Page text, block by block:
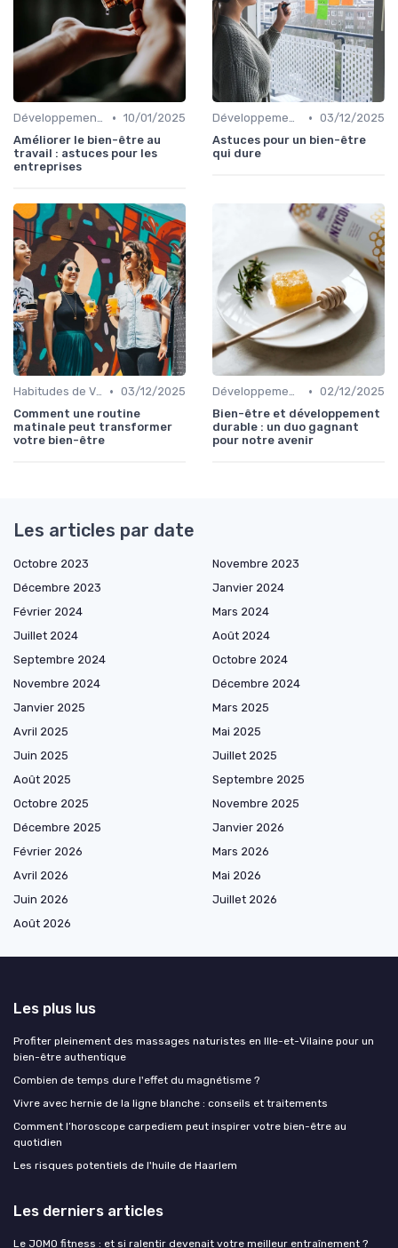
Développement Durable et Bien-être • 10/01/2025
Améliorer le bien-être au
travail : astuces pour les
entreprises
Développement Durable et Bien-être • 03/12/2025
Astuces pour un bien-être
qui dure
Habitudes de Vie Saines • 03/12/2025
Comment une routine
matinale peut transformer
votre bien-être
Développement Durable et Bien-être • 02/12/2025
Bien-être et développement
durable : un duo gagnant
pour notre avenir
Les articles par date
Octobre 2023
Novembre 2023
Décembre 2023
Janvier 2024
Février 2024
Mars 2024
Juillet 2024
Août 2024
Septembre 2024
Octobre 2024
Novembre 2024
Décembre 2024
Janvier 2025
Mars 2025
Avril 2025
Mai 2025
Juin 2025
Juillet 2025
Août 2025
Septembre 2025
Octobre 2025
Novembre 2025
Décembre 2025
Janvier 2026
Février 2026
Mars 2026
Avril 2026
Mai 2026
Juin 2026
Juillet 2026
Août 2026
Les plus lus
Profiter pleinement des massages naturistes en Ille-et-Vilaine pour un
bien-être authentique
Combien de temps dure l'effet du magnétisme ?
Vivre avec hernie de la ligne blanche : conseils et traitements
Comment l’horoscope carpediem peut inspirer votre bien-être au
quotidien
Les risques potentiels de l'huile de Haarlem
Les derniers articles
Le JOMO fitness : et si ralentir devenait votre meilleur entraînement ?